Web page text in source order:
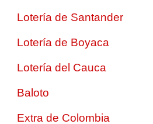
Lotería de Santander
Lotería de Boyaca
Lotería del Cauca
Baloto
Extra de Colombia